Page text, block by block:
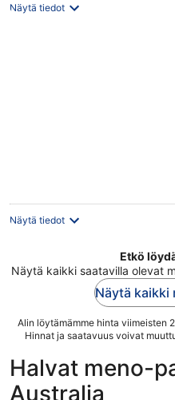
Näytä tiedot
Näytä tiedot
Etkö
Näytä kaikki saatavilla olevat
Näytä kaikki
Alin löytämämme hinta viimeisten
Hinnat ja saatavuus voivat
Halvat meno-
Australia